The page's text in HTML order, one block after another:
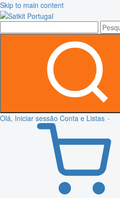
Skip to main content
Olá, Iniciar sessão Conta e Listas